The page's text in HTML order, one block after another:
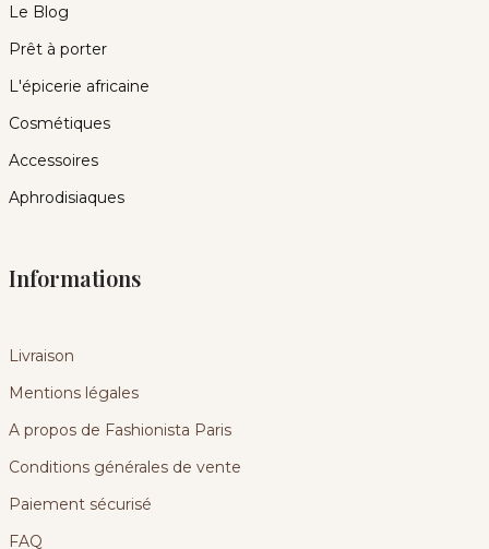
Le Blog
Prêt à porter
L'épicerie africaine
Cosmétiques
Accessoires
Aphrodisiaques
Informations
Livraison
Mentions légales
A propos de Fashionista Paris
Conditions générales de vente
Paiement sécurisé
FAQ